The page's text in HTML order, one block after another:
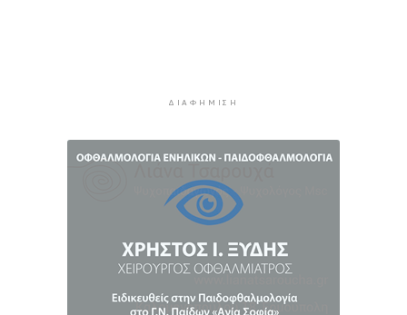
ΔΙΑΦΉΜΙΣΗ